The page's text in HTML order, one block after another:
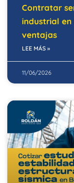
Contratar
industrial
ventajas
LEE MÁS »
11/06/2026